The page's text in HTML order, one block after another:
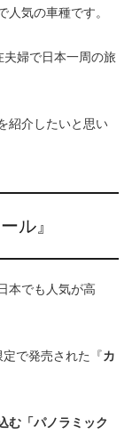
気の車種です。
婦で日本一周の旅
紹介したいと思い
ル』
本でも人気が高
で発売された『カ
む「パノラミック